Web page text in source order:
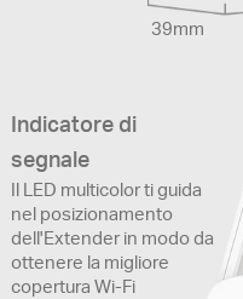
39mm
Indicatore di
segnale
Il LED multicolor ti guida
nel posizionamento
dell'Extender in modo da
ottenere la migliore
copertura Wi-Fi